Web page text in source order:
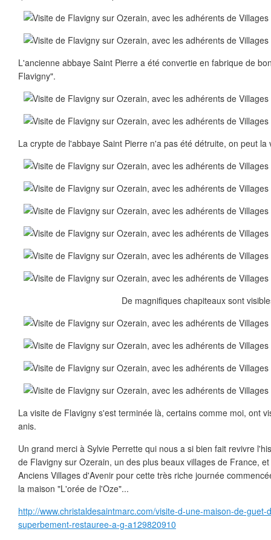
L'ancienne abbaye Saint Pierre a été convertie en fabrique de
Flavigny".
La crypte de l'abbaye Saint Pierre n'a pas été détruite, on peut la
De magnifiques chapiteaux sont
La visite de Flavigny s'est terminée là, certains comme moi, ont
anis.
Un grand merci à Sylvie Perrette qui nous a si bien fait revivre
de Flavigny sur Ozerain, un des plus beaux villages de France,
Anciens Villages d'Avenir pour cette très riche journée
la maison "L'orée de l'Oze"...
http://www.christaldesaintmarc.com/visite-d-une-maison-de-guet-
superbement-restauree-a-g-a129820910